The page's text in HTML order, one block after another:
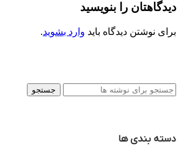
دیدگاهتان را بنویسید
برای نوشتن دیدگاه باید وارد بشوید.
جستجو
دسته بندی ها